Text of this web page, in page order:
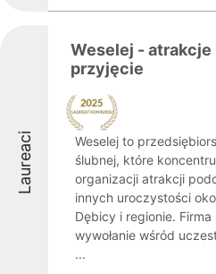
Laureaci
Weselej - atrakcje
przyjęcie
Weselej to
ślubnej, które
organizacji atrakcji
innych uroczystości
Dębicy i regionie.
wywołanie wśród
...